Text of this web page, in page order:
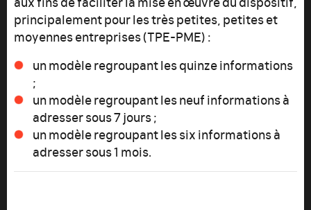
principalement pour les très petites, petites et
moyennes entreprises (TPE-PME) :
un modèle regroupant les quinze informations
;
un modèle regroupant les neuf informations à
adresser sous 7 jours ;
un modèle regroupant les six informations à
adresser sous 1 mois.